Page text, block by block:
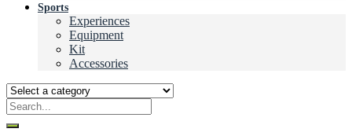
Sports
Experiences
Equipment
Kit
Accessories